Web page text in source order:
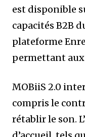
est disponible
capacités B2B
plateforme
permettant aux
MOBiiS 2.0
compris le
rétablir le son.